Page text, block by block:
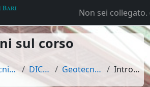
Non sei collegato.
sul corso
Politecnico di Bari DICATECh Geotecnica 16/17 Introduzione